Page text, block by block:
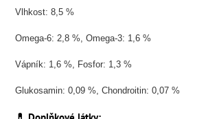
Vlhkost: 8,5 %
Omega-6: 2,8 %, Omega-3: 1,6 %
Vápník: 1,6 %, Fosfor: 1,3 %
Glukosamin: 0,09 %, Chondroitin: 0,07 %